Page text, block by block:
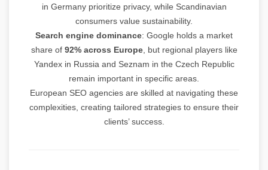
in Germany prioritize privacy, while Scandinavian
consumers value sustainability.
Search engine dominance: Google holds a market
share of 92% across Europe, but regional players like
Yandex in Russia and Seznam in the Czech Republic
remain important in specific areas.
European SEO agencies are skilled at navigating these
complexities, creating tailored strategies to ensure their
clients’ success.